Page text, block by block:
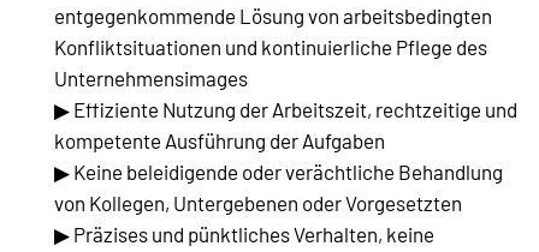
entgegenkommende Lösung von arbeitsbedingten
Konfliktsituationen und kontinuierliche Pflege des
Unternehmensimages
▶ Effiziente Nutzung der Arbeitszeit, rechtzeitige und
kompetente Ausführung der Aufgaben
▶ Keine beleidigende oder verächtliche Behandlung
von Kollegen, Untergebenen oder Vorgesetzten
▶ Präzises und pünktliches Verhalten, keine